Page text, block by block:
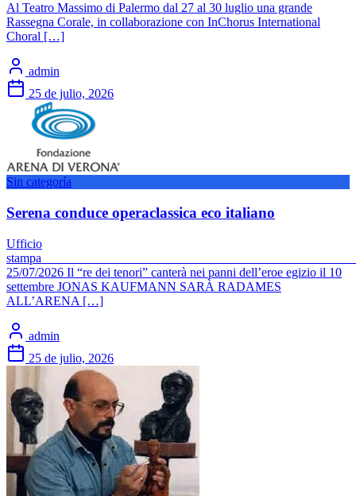
Al Teatro Massimo di Palermo dal 27 al 30 luglio una grande
Rassegna Corale, in collaborazione con InChorus International
Choral […]
admin
25 de julio, 2026
Sin categoría
Serena conduce operaclassica eco italiano
Ufficio
25/07/2026 Il “re dei tenori” canterà nei panni dell’eroe egizio il 10
settembre JONAS KAUFMANN SARÀ RADAMES
ALL’ARENA […]
admin
25 de julio, 2026